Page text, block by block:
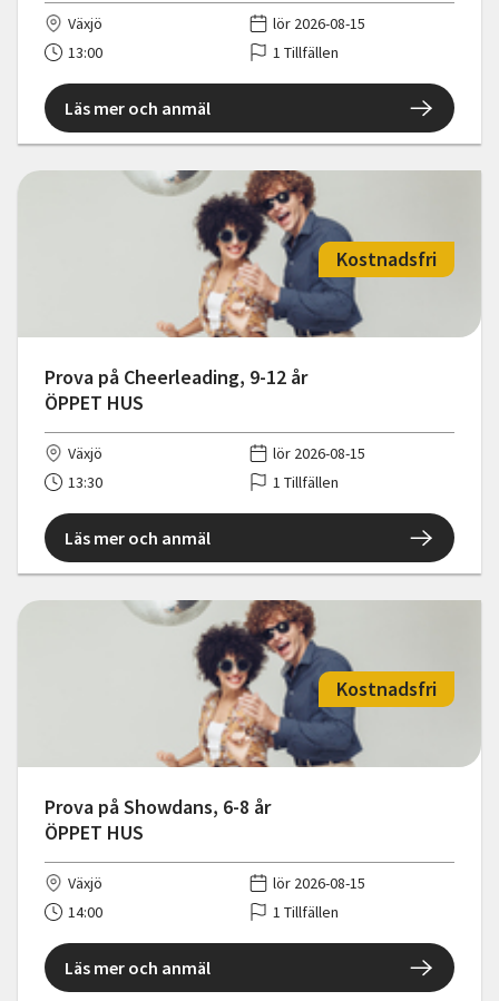
Växjö
lör 2026-08-15
13:00
1 Tillfällen
Läs mer och anmäl
Prova på Cheerleading, 9-12 år
ÖPPET HUS
Kostnadsfri
Växjö
lör 2026-08-15
13:30
1 Tillfällen
Läs mer och anmäl
Prova på Showdans, 6-8 år
ÖPPET HUS
Kostnadsfri
Växjö
lör 2026-08-15
14:00
1 Tillfällen
Läs mer och anmäl